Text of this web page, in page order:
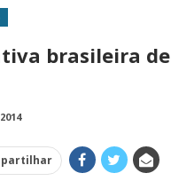
brasileira